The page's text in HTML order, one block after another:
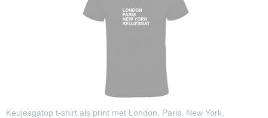
Keujesgatop t-shirt als print met London, Paris, New York,